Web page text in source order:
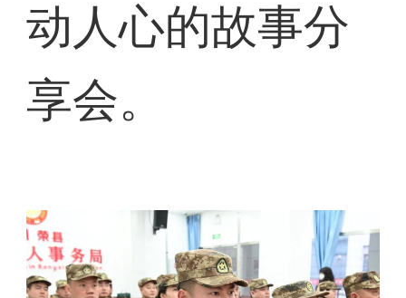
动人心的故事分
享会。